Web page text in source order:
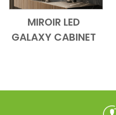
Add to CartVue d'ensemble
MIROIR LED
GALAXY CABINET